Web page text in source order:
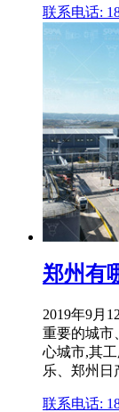
联系电话:
郑州有
2019年9月
重要的城市
心城市,其
乐、郑州日
联系电话: